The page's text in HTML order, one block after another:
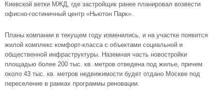
Киевской ветки МЖД, где застройщик ранее планировал возвести
офисно-гостиничный центр «Ньютон Парк».
Планы компании в текущем году изменились, и на участке появится
жилой комплекс комфорт-класса с объектами социальной и
общественной инфраструктуры. Наземная часть новостройки
площадью более 200 тыс. кв. метров отведена под жилье, причем
около 43 тыс. кв. метров недвижимости будет отдано Москве под
переселение в рамках программы реновации.